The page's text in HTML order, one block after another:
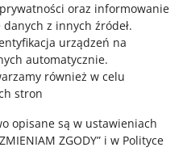
oraz informowanie
danych z innych źródeł.
urządzeń na
automatycznie.
również w celu
stron
opisane są w ustawieniach
ZGODY” i w Polityce